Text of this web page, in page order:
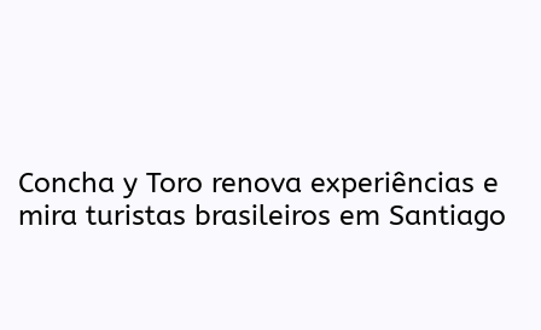
Concha y Toro renova experiências e
mira turistas brasileiros em Santiago